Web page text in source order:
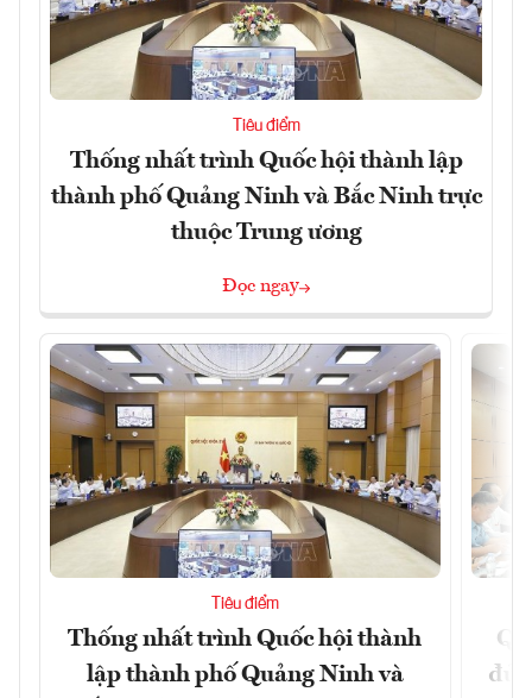
Tiêu điểm
Thống nhất trình Quốc hội thành lập
thành phố Quảng Ninh và Bắc Ninh trực
thuộc Trung ương
Đọc ngay
Tiêu điểm
Thống nhất trình Quốc hội thành
lập thành phố Quảng Ninh và
đủ